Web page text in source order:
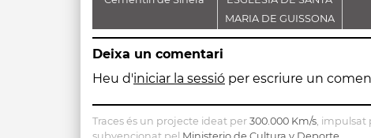
MARIA DE GUISSONA
Deixa un comentari
Heu d'iniciar la sessió per escriure un
Traces és un projecte ideat per 300.000 Km/s, impulsat